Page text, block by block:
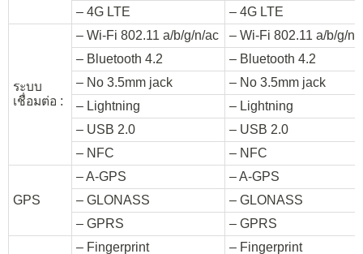
– 4G LTE – 4G LTE
ระบบ
เชื่อมต่อ :
– Wi-Fi 802.11 a/b/g/n/ac
– Wi-Fi 802.11 a/b/g/n/
– Bluetooth 4.2
– Bluetooth 4.2
– No 3.5mm jack
– No 3.5mm jack
– Lightning
– Lightning
– USB 2.0
– USB 2.0
– NFC
– NFC
GPS
– A-GPS
– A-GPS
– GLONASS
– GLONASS
– GPRS
– GPRS
– Fingerprint
– Fingerprint